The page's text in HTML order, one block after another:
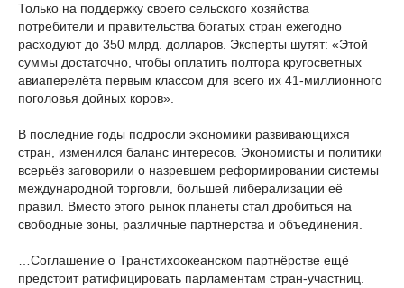
Только на поддержку своего сельского хозяйства
потребители и правительства богатых стран ежегодно
расходуют до 350 млрд. долларов. Эксперты шутят: «Этой
суммы достаточно, чтобы оплатить полтора кругосветных
авиаперелёта первым классом для всего их 41-миллионного
поголовья дойных коров».
В последние годы подросли экономики развивающихся
стран, изменился баланс интересов. Экономисты и политики
всерьёз заговорили о назревшем реформировании системы
международной торговли, большей либерализации её
правил. Вместо этого рынок планеты стал дробиться на
свободные зоны, различные партнерства и объединения.
…Соглашение о Транстихоокеанском партнёрстве ещё
предстоит ратифицировать парламентам стран-участниц.